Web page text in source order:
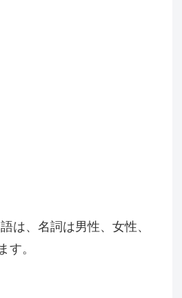
は、名詞は男性、女性、
す。